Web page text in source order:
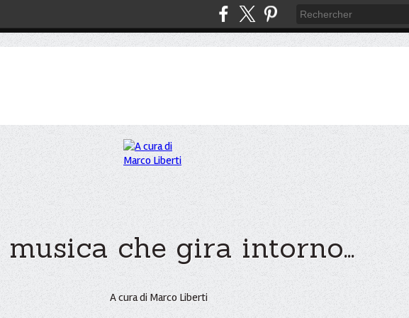
che gira intorno...
A cura di Marco Liberti